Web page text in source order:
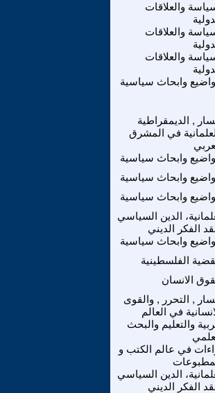
والعلاقات
والعلاقات
والعلاقات
وابحاث سياسية
, الديمقراطية
في المشرق
وابحاث سياسية
وابحاث سياسية
وابحاث سياسية
الدين السياسي
الفكر الديني
وابحاث سياسية
الفلسطينية
الانسان
, التحرر , والقوى
في العالم
والتعليم والبحث
في عالم الكتب و
الدين السياسي
الفكر الديني